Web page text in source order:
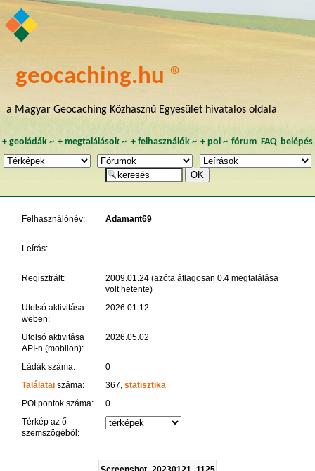
geocaching.hu ®
a Magyar Geocaching Közhasznú Egyesület hivatalos oldala
+ geoládák~ +megtalálások ~ + felhasználók~ + poi~ fórum FAQ belépés
Felhasználónév: Adamant69
Leírás:
Regisztrált:
2009.01.24 (azóta átlagosan 0.4 megtalálása
volt hetente)
Utolsó aktivitása
weben:
2026.01.12
Utolsó aktivitása
API-n (mobilon):
2026.05.02
Ládák száma:
0
Találataiszáma: 367, statisztika
POI pontok száma:
0
Térkép az ő
szemszögéből: